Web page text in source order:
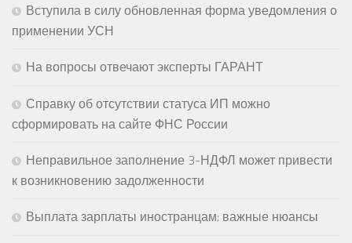
Вступила в силу обновленная форма уведомления о
применении УСН
На вопросы отвечают эксперты ГАРАНТ
Справку об отсутствии статуса ИП можно
сформировать на сайте ФНС России
Неправильное заполнение 3-НДФЛ может привести
к возникновению задолженности
Выплата зарплаты иностранцам: важные нюансы